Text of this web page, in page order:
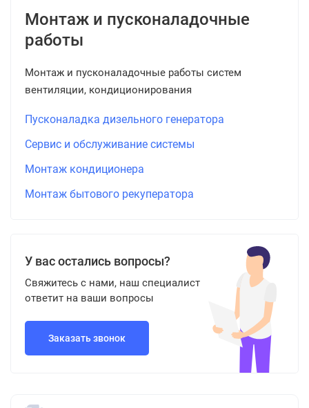
Монтаж и пусконаладочные
работы
Монтаж и пусконаладочные работы систем
вентиляции, кондиционирования
Пусконаладка дизельного генератора
Сервис и обслуживание системы
Монтаж кондиционера
Монтаж бытового рекуператора
У вас остались вопросы?
Свяжитесь с нами, наш специалист
ответит на ваши вопросы
Заказать звонок